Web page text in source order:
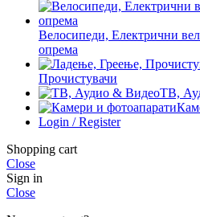
Велосипеди, Електрични
опрема
Прочистувачи
ТВ,
Login / Register
Shopping cart
Close
Sign in
Close